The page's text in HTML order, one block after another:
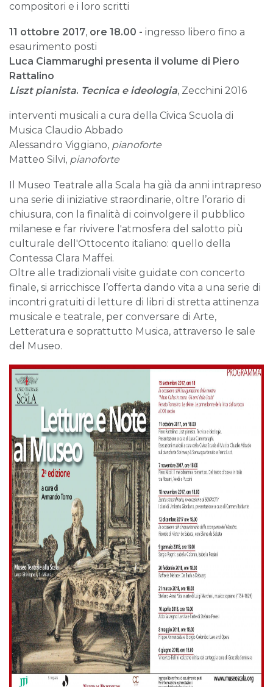
compositori e i loro scritti
11 ottobre 2017, ore 18.00 - ingresso libero fino a
esaurimento posti
Luca Ciammarughi presenta il volume di Piero
Rattalino
Liszt pianista. Tecnica e ideologia, Zecchini 2016
interventi musicali a cura della Civica Scuola di
Musica Claudio Abbado
Alessandro Viggiano, pianoforte
Matteo Silvi, pianoforte
Il Museo Teatrale alla Scala ha già da anni intrapreso
una serie di iniziative straordinarie, oltre l’orario di
chiusura, con la finalità di coinvolgere il pubblico
milanese e far rivivere l'atmosfera del salotto più
culturale dell'Ottocento italiano: quello della
Contessa Clara Maffei.
Oltre alle tradizionali visite guidate con concerto
finale, si arricchisce l’offerta dando vita a una serie di
incontri gratuiti di letture di libri di stretta attinenza
musicale e teatrale, per conversare di Arte,
Letteratura e soprattutto Musica, attraverso le sale
del Museo.